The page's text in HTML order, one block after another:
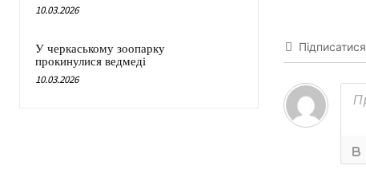
10.03.2026
У черкаському зоопарку
прокинулися ведмеді
10.03.2026
Підписатися